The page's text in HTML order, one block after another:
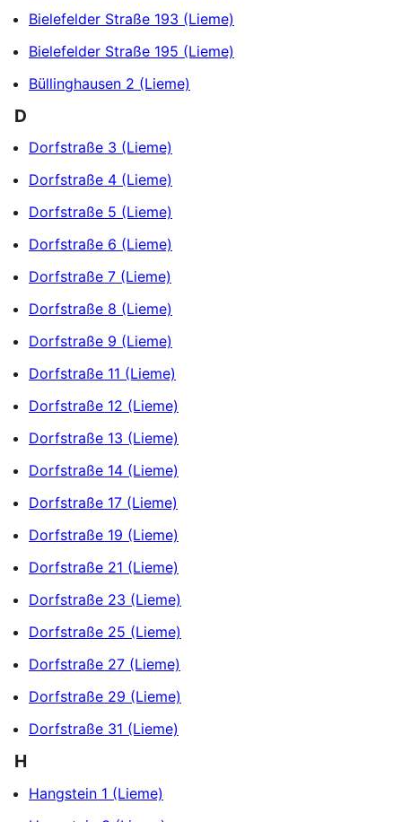
Bielefelder Straße 193 (Lieme)
Bielefelder Straße 195 (Lieme)
Büllinghausen 2 (Lieme)
D
Dorfstraße 3 (Lieme)
Dorfstraße 4 (Lieme)
Dorfstraße 5 (Lieme)
Dorfstraße 6 (Lieme)
Dorfstraße 7 (Lieme)
Dorfstraße 8 (Lieme)
Dorfstraße 9 (Lieme)
Dorfstraße 11 (Lieme)
Dorfstraße 12 (Lieme)
Dorfstraße 13 (Lieme)
Dorfstraße 14 (Lieme)
Dorfstraße 17 (Lieme)
Dorfstraße 19 (Lieme)
Dorfstraße 21 (Lieme)
Dorfstraße 23 (Lieme)
Dorfstraße 25 (Lieme)
Dorfstraße 27 (Lieme)
Dorfstraße 29 (Lieme)
Dorfstraße 31 (Lieme)
H
Hangstein 1 (Lieme)